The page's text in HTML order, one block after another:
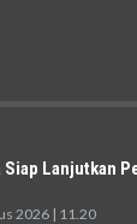
Siap Lanjutkan
2026 | 11.20